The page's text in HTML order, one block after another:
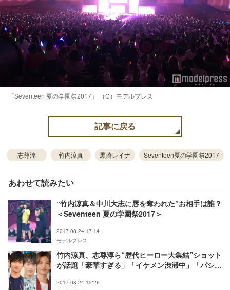
「Seventeen 夏の学園祭2017」 （C）モデルプレス
記事に戻る
志尊淳 竹内涼真 黒崎レイナ Seventeen夏の学園祭2017
あわせて読みたい
“竹内涼真＆中川大志に唇を奪われた”お相手は誰？
＜Seventeen 夏の学園祭2017＞
2017.08.24 17:14
モデルプレス
竹内涼真、志尊淳ら“歴代ヒーロー大集結”ショット
が話題「豪華すぎる」「イケメン渋滞中」「パシフ
2017.08.24 15:26